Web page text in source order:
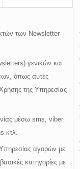
των Newsletter
γενικών και
όπως αυτές
της Υπηρεσίας
μέσω sms, viber
κτλ.
αγορών με
κατηγορίες με